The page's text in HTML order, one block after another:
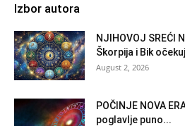
Izbor autora
NJIHOVOJ SREĆI
Škorpija i Bik
August 2, 2026
POČINJE NOVA
poglavlje puno...